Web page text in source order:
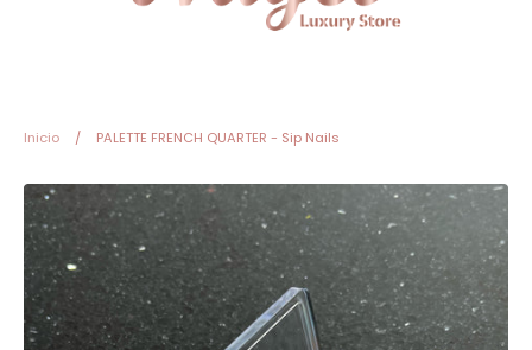
+BASE RUBBER+
BASICOS (primer, base, top, resinas)
Inicio / PALETTE FRENCH QUARTER - Sip Nails